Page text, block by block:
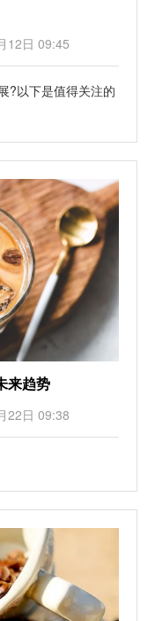
12日 09:45
?以下是值得关注的
来趋势
22日 09:38